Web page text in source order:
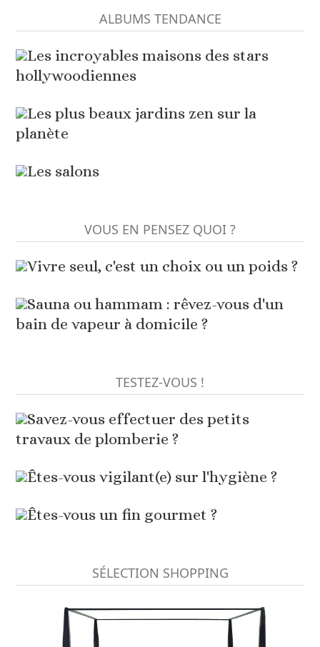
ALBUMS TENDANCE
Les incroyables maisons des stars
hollywoodiennes
Les plus beaux jardins zen sur la
planète
Les salons
VOUS EN PENSEZ QUOI ?
Vivre seul, c'est un choix ou un poids ?
Sauna ou hammam : rêvez-vous d'un
bain de vapeur à domicile ?
TESTEZ-VOUS !
Savez-vous effectuer des petits
travaux de plomberie ?
Êtes-vous vigilant(e) sur l'hygiène ?
Êtes-vous un fin gourmet ?
SÉLECTION SHOPPING